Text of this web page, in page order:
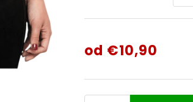
od €10,90